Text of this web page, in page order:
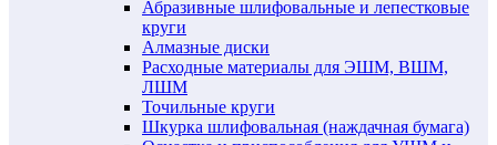
Абразивные шлифовальные и лепестковые
круги
Алмазные диски
Расходные материалы для ЭШМ, ВШМ,
ЛШМ
Точильные круги
Шкурка шлифовальная (наждачная бумага)